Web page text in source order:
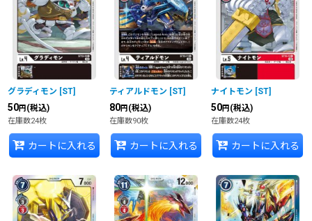
グラディモン [ST]
50円 (税込)
在庫数24枚
カートに入れる
ティアルドモン [ST]
80円 (税込)
在庫数90枚
カートに入れる
ナイトモン [ST]
50円 (税込)
在庫数24枚
カートに入れる